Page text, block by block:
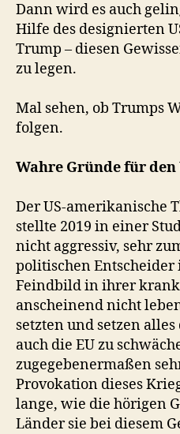
Dann wird es auch
Hilfe des designierten
Trump – diesen
zu legen.
Mal sehen, ob Trumps
folgen.
Wahre Gründe für
Der US-amerikanische
stellte 2019 in einer
nicht aggressiv, sehr
politischen Entscheider
Feindbild in ihrer
anscheinend nicht
setzten und setzen
auch die EU zu
zugegebenermaßen
Provokation dieses
lange, wie die hörigen
Länder sie bei diesem